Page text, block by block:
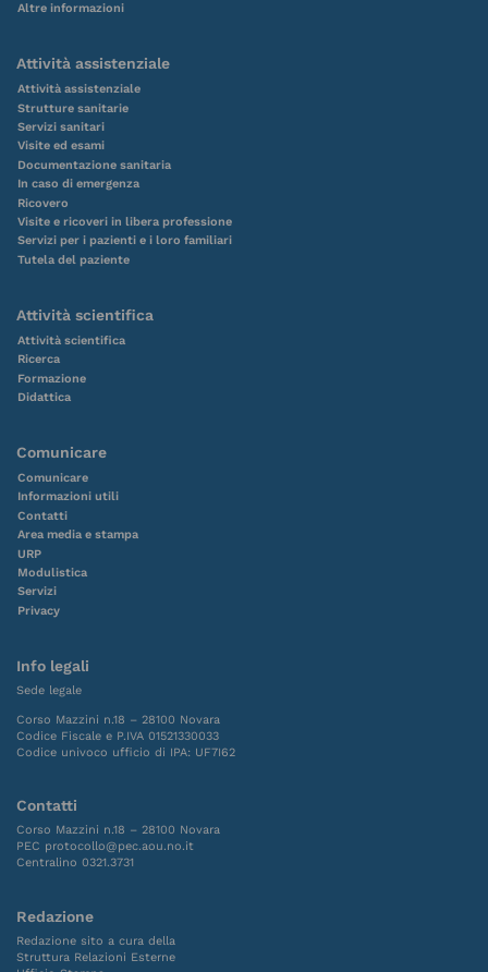
Altre informazioni
Attività assistenziale
Attività assistenziale
Strutture sanitarie
Servizi sanitari
Visite ed esami
Documentazione sanitaria
In caso di emergenza
Ricovero
Visite e ricoveri in libera professione
Servizi per i pazienti e i loro familiari
Tutela del paziente
Attività scientifica
Attività scientifica
Ricerca
Formazione
Didattica
Comunicare
Comunicare
Informazioni utili
Contatti
Area media e stampa
URP
Modulistica
Servizi
Privacy
Info legali
Sede legale
Corso Mazzini n.18 – 28100 Novara
Codice Fiscale e P.IVA 01521330033
Codice univoco ufficio di IPA: UF7I62
Contatti
Corso Mazzini n.18 – 28100 Novara
PEC protocollo@pec.aou.no.it
Centralino 0321.3731
Redazione
Redazione sito a cura della
Struttura Relazioni Esterne